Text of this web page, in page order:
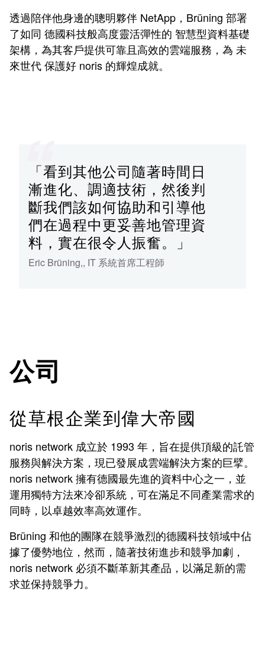
透過陪伴他身邊的聰明夥伴 NetApp，Brüning 部署
了如同 德國科技般高度靈活彈性的 智慧型資料基礎
架構，為其客戶提供可靠且高效的雲端服務，為 未
來世代 保護好 noris 的輝煌成就。
「看到其他公司隨著時間日
漸進化、調適技術，然後判
斷我們該如何協助和引導他
們在過程中更妥善地管理資
料，實在很令人振奮。」
Eric Brüning,, IT 系統首席工程師
公司
從草根企業到偉大帝國
noris network 成立於 1993 年，旨在提供頂級的託管
服務與解決方案，現已發展成雲端解決方案的巨擘。
noris network 擁有德國最先進的資料中心之一，並
運用獨特方法來冷卻系統，可在滿足不同產業需求的
同時，以卓越效率高效運作。
Brüning 和他的團隊在競爭激烈的德國科技領域中佔
據了優勢地位，然而，隨著技術進步和競爭加劇，
noris network 必須不斷革新其產品，以滿足新的需
求並保持競爭力。